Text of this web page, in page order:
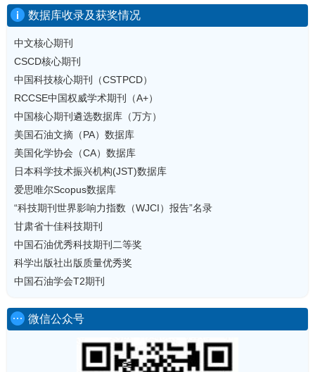
数据库收录及获奖情况
中文核心期刊
CSCD核心期刊
中国科技核心期刊（CSTPCD）
RCCSE中国权威学术期刊（A+）
中国核心期刊遴选数据库（万方）
美国石油文摘（PA）数据库
美国化学协会（CA）数据库
日本科学技术振兴机构(JST)数据库
爱思唯尔Scopus数据库
“科技期刊世界影响力指数（WJCI）报告”名录
甘肃省十佳科技期刊
中国石油优秀科技期刊二等奖
科学出版社出版质量优秀奖
中国石油学会T2期刊
微信公众号